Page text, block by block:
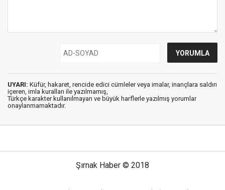
UYARI: Küfür, hakaret, rencide edici cümleler veya imalar, inançlara saldırı
içeren, imla kuralları ile yazılmamış,
Türkçe karakter kullanılmayan ve büyük harflerle yazılmış yorumlar
onaylanmamaktadır.
Şırnak Haber © 2018